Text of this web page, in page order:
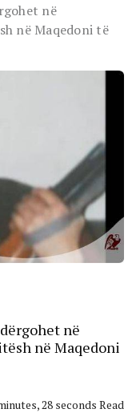
në
në Maqedoni të
në
në Maqedoni
28 seconds Read